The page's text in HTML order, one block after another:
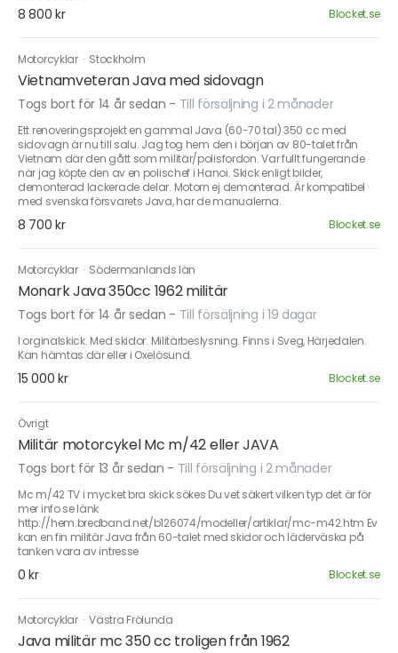
8 800 kr Blocket.se
Motorcyklar · Stockholm
Vietnamveteran Java med sidovagn
Togs bort för 14 år sedan - Till försäljning i 2 månader
Ett renoveringsprojekt en gammal Java (60-70 tal) 350 cc med
sidovagn är nu till salu. Jag tog hem den i början av 80-talet från
Vietnam där den gått som militär/polisfordon. Var fullt fungerande
när jag köpte den av en polischef i Hanoi. Skick enligt bilder,
demonterad lackerade delar. Motorn ej demonterad. Är kompatibel
med svenska försvarets Java, har de manualerna.
8 700 kr Blocket.se
Motorcyklar · Södermanlands län
Monark Java 350cc 1962 militär
Togs bort för 14 år sedan - Till försäljning i 19 dagar
I orginalskick. Med skidor. Militärbeslysning. Finns i Sveg, Härjedalen.
Kan hämtas där eller i Oxelösund.
15 000 kr Blocket.se
Övrigt
Militär motorcykel Mc m/42 eller JAVA
Togs bort för 13 år sedan - Till försäljning i 2 månader
Mc m/42 TV i mycket bra skick sökes Du vet säkert vilken typ det är för
mer info se länk
http://hem.bredband.net/b126074/modeller/artiklar/mc-m42.htm Ev
kan en fin militär Java från 60-talet med skidor och läderväska på
tanken vara av intresse
0 kr Blocket.se
Motorcyklar ·Västra Frölunda
Java militär mc 350 cc troligen från 1962